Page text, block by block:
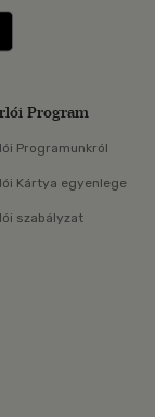
meg: Google
Program
Programunkról
Kártya egyenlege
szabályzat